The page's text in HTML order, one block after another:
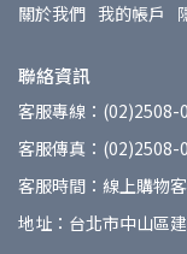
關於我們 我的帳戶
聯絡資訊
客服專線：(02)2508-
客服傳真：(02)2508-
客服時間：線上購物
地址：台北市中山區